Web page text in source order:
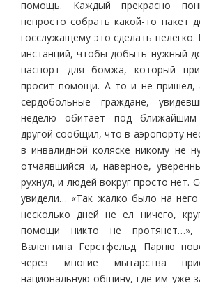
помощь. Каждый прекрасно
непросто собрать какой-то пакет
госслужащему это сделать
инстанций, чтобы добыть нужный
паспорт для бомжа, который
просит помощи. А то и не
сердобольные граждане,
неделю обитает под
другой сообщил, что в аэропорту
в инвалидной коляске никому не
отчаявшийся и, наверное,
рухнул, и людей вокруг просто нет.
увидели… «Так жалко было на
несколько дней не ел ничего,
помощи никто не протянет…»,
Валентина Герстфельд. Парню
через многие мытарства
национальную общину, где им уже